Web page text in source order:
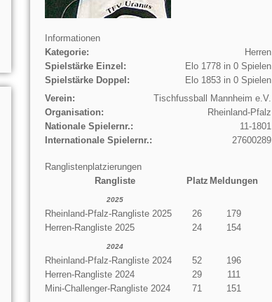
Informationen
Kategorie:
Herren
Spielstärke Einzel:
Elo 1778 in 0 Spielen
Spielstärke Doppel:
Elo 1853 in 0 Spielen
Verein:
Tischfussball Mannheim e.V.
Organisation:
Rheinland-Pfalz
Nationale Spielernr.:
11-1801
Internationale Spielernr.:
27600289
Ranglistenplatzierungen
Rangliste
Platz Meldungen
2025
Rheinland-Pfalz-Rangliste 2025 26
179
Herren-Rangliste 2025
24 154
2024
Rheinland-Pfalz-Rangliste 2024 52
196
Herren-Rangliste 2024
29
111
Mini-Challenger-Rangliste 2024
71 151